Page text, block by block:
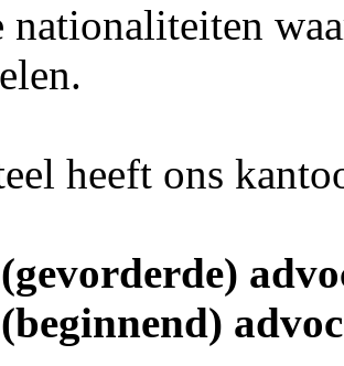
nationaliteiten
heeft ons